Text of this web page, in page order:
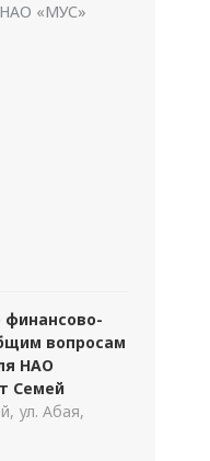
НАО «МУС»
финансово-
вопросам
НАО
Семей
ул. Абая,